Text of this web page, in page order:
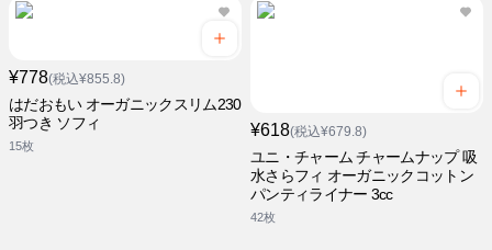
¥778(税込¥855.8)
はだおもい オーガニックスリム230
羽つき ソフィ
15枚
¥618(税込¥679.8)
ユニ・チャーム チャームナップ 吸
水さらフィ オーガニックコットン
パンティライナー 3cc
42枚